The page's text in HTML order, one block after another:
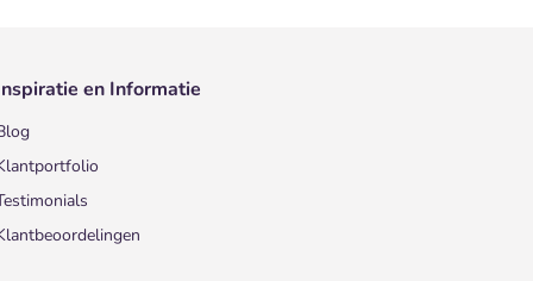
en Informatie